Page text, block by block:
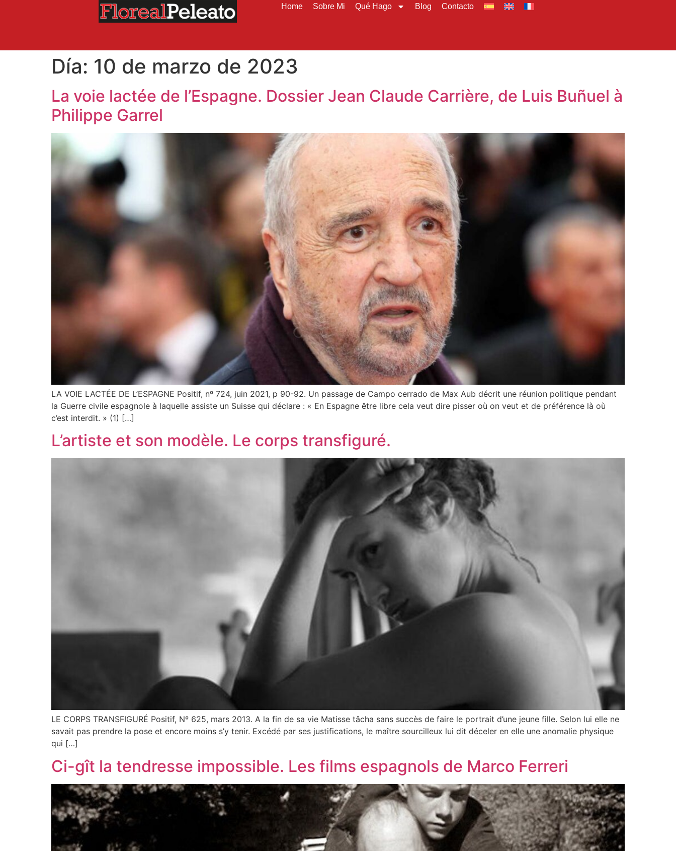
Home Sobre Mi Qué Hago Blog Contacto
Día: 10 de marzo de 2023
La voie lactée de l’Espagne. Dossier Jean Claude Carrière, de Luis Buñuel à
Philippe Garrel
LA VOIE LACTÉE DE L’ESPAGNE Positif, nº 724, juin 2021, p 90-92. Un passage de Campo cerrado de Max Aub décrit une réunion politique pendant
la Guerre civile espagnole à laquelle assiste un Suisse qui déclare : « En Espagne être libre cela veut dire pisser où on veut et de préférence là où
c’est interdit. » (1) […]
L’artiste et son modèle. Le corps transfiguré.
LE CORPS TRANSFIGURÉ Positif, Nº 625, mars 2013. A la fin de sa vie Matisse tâcha sans succès de faire le portrait d’une jeune fille. Selon lui elle ne
savait pas prendre la pose et encore moins s’y tenir. Excédé par ses justifications, le maître sourcilleux lui dit déceler en elle une anomalie physique
qui […]
Ci-gît la tendresse impossible. Les films espagnols de Marco Ferreri